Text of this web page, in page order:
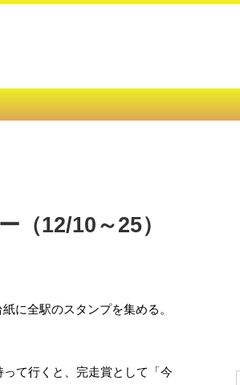
（12/10～25）
に全駅のスタンプを集める。
て行くと、完走賞として「今